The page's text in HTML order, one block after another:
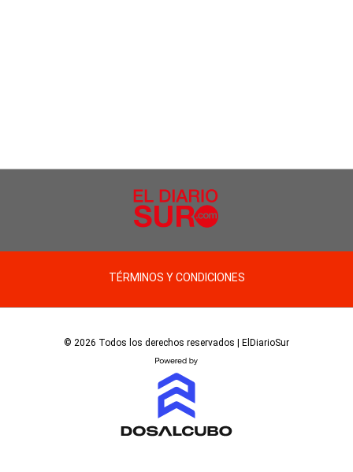
TÉRMINOS Y CONDICIONES
© 2026 Todos los derechos reservados | ElDiarioSur